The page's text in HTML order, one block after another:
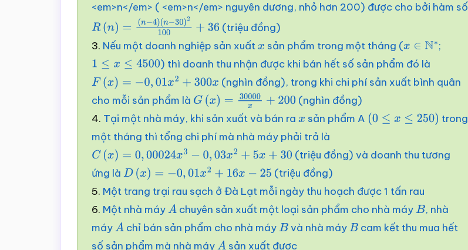
<em>n</em> ( <em>n</em> nguyên dương, nhỏ hơn 200) được cho bởi hàm số
R(n)= (n −4)
(n −30 )2100+36
(triệu đồng)
3. Nếu một doanh nghiệp sản xuấtx sản phẩm trong một tháng (x∈N ∗ ;
1≤ x≤ 4500
) thì doanh thu nhận được khi bán hết số sản phẩm đó là
F( x)= −0 ,01x 2+300x
(nghìn đồng), trong khi chi phí sản xuất bình quân
cho mỗi sản phẩm là G(x)= 30000x +200 (nghìn đồng)
4. Tại một nhà máy, khi sản xuất và bán ra x sản phẩm A (0 ≤x ≤250 )
trong
một tháng thì tổng chi phí mà nhà máy phải trả là
C( x)= 0, 00024x3−0 ,03x 2+5x +30
(triệu đồng) và doanh thu tương
ứng là D( x)= −0 ,01x2+16x −25
(triệu đồng)
5. Một trang trại rau sạch ở Đà Lạt mỗi ngày thu hoạch được 1 tấn rau
6. Một nhà máyA chuyên sản xuất một loại sản phẩm cho nhà máyB , nhà
máyA chỉ bán sản phẩm cho nhà máyB và nhà máyB cam kết thu mua hết
số sản phẩm mà nhà máy
sản xuất được